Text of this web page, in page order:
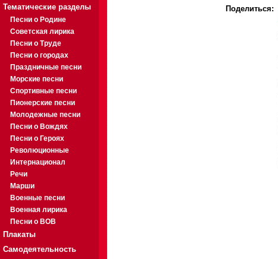
Тематические разделы
Песни о Родине
Советская лирика
Песни о Труде
Песни о городах
Праздничные песни
Морские песни
Спортивные песни
Пионерские песни
Молодежные песни
Песни о Вождях
Песни о Героях
Революционные
Интернационал
Речи
Марши
Военные песни
Военная лирика
Песни о ВОВ
Плакаты
Самодеятельность
Поделиться: